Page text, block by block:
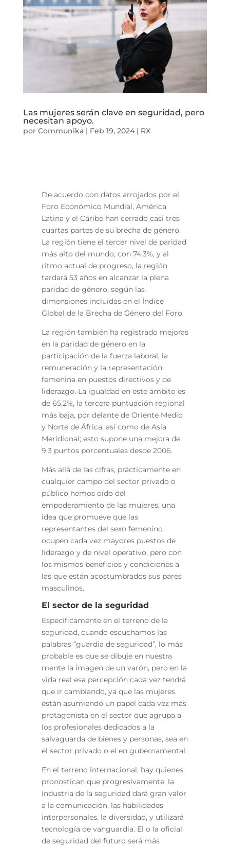
Las mujeres serán clave en seguridad, pero
necesitan apoyo.
por Communika| Feb 19, 2024| RX
De acuerdo con datos arrojados por el
Foro Económico Mundial, América
Latina y el Caribe han cerrado casi tres
cuartas partes de su brecha de género.
La región tiene el tercer nivel de paridad
más alto del mundo, con 74,3%, y al
ritmo actual de progreso, la región
tardará 53 años en alcanzar la plena
paridad de género, según las
dimensiones incluidas en el Índice
Global de la Brecha de Género del Foro.
La región también ha registrado mejoras
en la paridad de género en la
participación de la fuerza laboral, la
remuneración y la representación
femenina en puestos directivos y de
liderazgo. La igualdad en este ámbito es
de 65,2%, la tercera puntuación regional
más baja, por delante de Oriente Medio
y Norte de África, así como de Asia
Meridional; esto supone una mejora de
9,3 puntos porcentuales desde 2006.
Más allá de las cifras, prácticamente en
cualquier campo del sector privado o
público hemos oído del
empoderamiento de las mujeres, una
idea que promueve que las
representantes del sexo femenino
ocupen cada vez mayores puestos de
liderazgo y de nivel operativo, pero con
los mismos beneficios y condiciones a
las que están acostumbrados sus pares
masculinos.
El sector de la seguridad
Específicamente en el terreno de la
seguridad, cuando escuchamos las
palabras “guardia de seguridad”, lo más
probable es que se dibuje en nuestra
mente la imagen de un varón, pero en la
vida real esa percepción cada vez tendrá
que ir cambiando, ya que las mujeres
están asumiendo un papel cada vez más
protagonista en el sector que agrupa a
los profesionales dedicados a la
salvaguarda de bienes y personas, sea en
el sector privado o el en gubernamental.
En el terreno internacional, hay quienes
pronostican que progresivamente, la
industria de la seguridad dará gran valor
a la comunicación, las habilidades
interpersonales, la diversidad, y utilizará
tecnología de vanguardia. El o la oficial
de seguridad del futuro será más